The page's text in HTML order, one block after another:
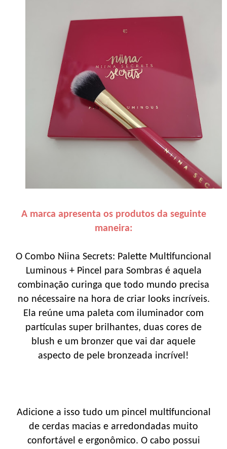
A marca apresenta os produtos da seguinte
maneira:
O Combo Niina Secrets: Palette Multifuncional
Luminous + Pincel para Sombras é aquela
combinação curinga que todo mundo precisa
no nécessaire na hora de criar looks incríveis.
Ela reúne uma paleta com iluminador com
partículas super brilhantes, duas cores de
blush e um bronzer que vai dar aquele
aspecto de pele bronzeada incrível!
Adicione a isso tudo um pincel multifuncional
de cerdas macias e arredondadas muito
confortável e ergonômico. O cabo possui